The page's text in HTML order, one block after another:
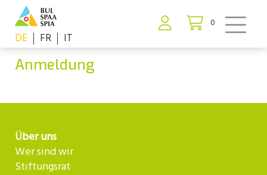
0
DE FR IT
Anmeldung
Über uns
Wer sind wir
Stiftungsrat